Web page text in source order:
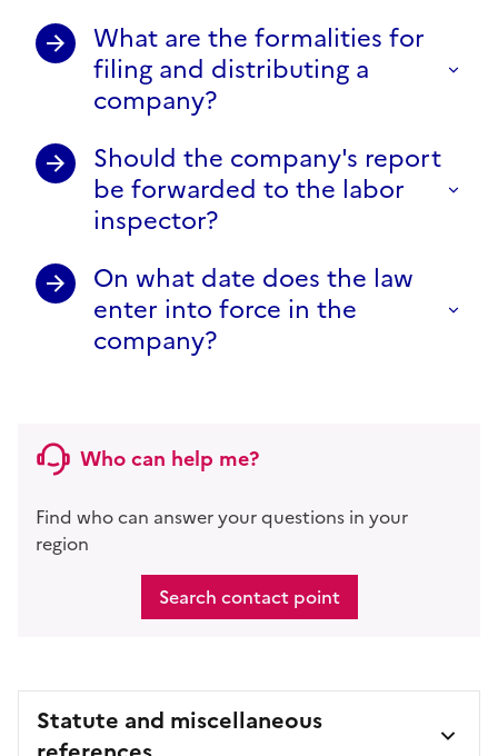
What are the formalities for
filing and distributing a
company?
Should the company's report
be forwarded to the labor
inspector?
On what date does the law
enter into force in the
company?
Who can help me?
Find who can answer your questions in your
region
Search contact point
Statute and miscellaneous